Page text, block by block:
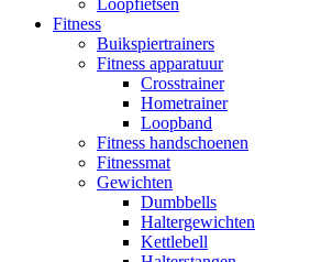
Loopfietsen
Fitness
Buikspiertrainers
Fitness apparatuur
Crosstrainer
Hometrainer
Loopband
Fitness handschoenen
Fitnessmat
Gewichten
Dumbbells
Haltergewichten
Kettlebell